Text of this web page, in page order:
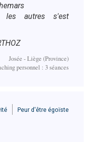
autres s'est
Josée - Liège (Province)
personnel : 3 séances
Peur d'être égoïste